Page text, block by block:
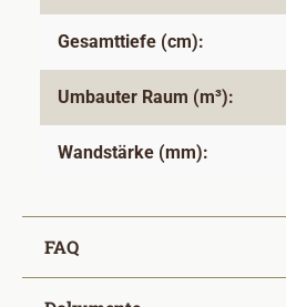
Gesamttiefe (cm):
Umbauter Raum (m³):
Wandstärke (mm):
FAQ